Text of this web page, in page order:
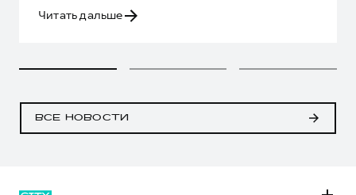
Читать дальше
ВСЕ НОВОСТИ